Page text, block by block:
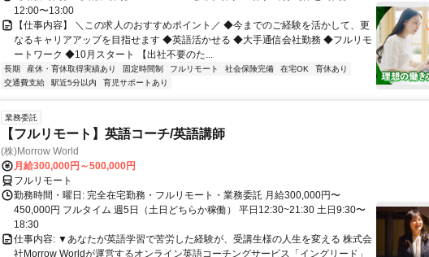
12:00〜13:00
【仕事内容】 ＼この求人のおすすめポイント／ ◆今までのご経験を活かして、更
なるキャリアアップを目指せます ◆英語活かせる ◆大手通信会社勤務 ◆フルリモ
ートワーク ◆10月スタート 【出社不要のた...
長期 産休・育休取得実績あり 固定時間制 フルリモート 社会保険完備 在宅OK
育休あり
交通費支給
駅近5分以内 育児サポートあり
業務委託
【フルリモート】英語コーチ/英語講師
(株)Morrow World
月給300,000円～500,000円
フルリモート
勤務時間・曜日: 完全在宅勤務・フルリモート・業務委託 月給300,000円〜
450,000円 フルタイム 週5日（土日どちらか稼働） 平日12:30~21:30 土日9:30〜
18:30
仕事内容: ▼あなたが英語学習で苦労した経験が、受講生様の人生を変える 株式会
社Morrow Worldが運営するオンライン英語コーチングサービス「イングリード」